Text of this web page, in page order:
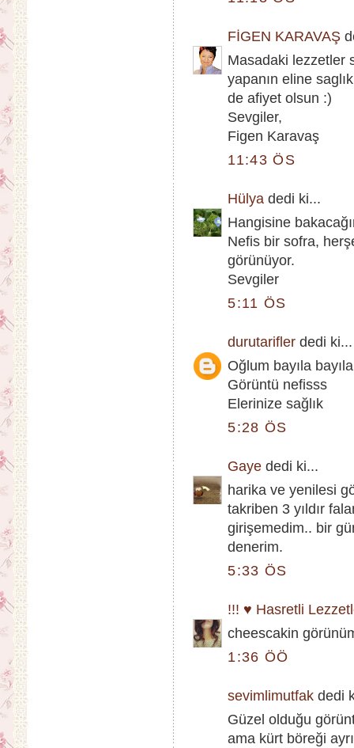
FİGEN KARAVAŞ
Masadaki lezzetler
yapanın eline
de afiyet olsun :)
Sevgiler,
Figen Karavaş
11:43 ÖS
Hülya dedi ki...
Hangisine
Nefis bir sofra,
görünüyor.
Sevgiler
5:11 ÖS
durutarifler dedi ki...
Oğlum bayıla
Görüntü nefisss
Elerinize sağlık
5:28 ÖS
Gaye dedi ki...
harika ve yenilesi
takriben 3 yıldır
girişemedim.. bir
denerim.
5:33 ÖS
!!! ♥ Hasretli
cheescakin
1:36 ÖÖ
sevimlimutfak dedi
Güzel olduğu
ama kürt böreği